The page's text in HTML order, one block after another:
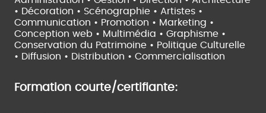
• Décoration • Scénographie • Artistes •
Communication • Promotion • Marketing •
Conception web • Multimédia • Graphisme •
Conservation du Patrimoine • Politique Culturelle
• Diffusion • Distribution • Commercialisation
Formation courte/certifiante: